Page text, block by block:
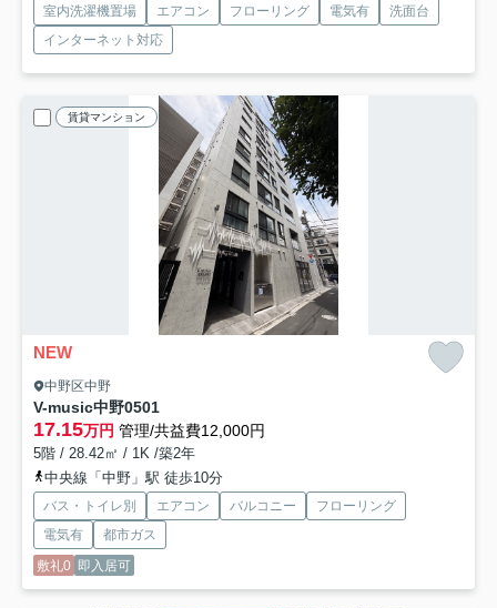
室内洗濯機置場 エアコン フローリング 電気有
洗面台
インターネット対応
賃貸マンション
NEW
中野区中野
V-music中野0501
17.15万円 管理/共益費12,000円
5階 / 28.42㎡ / 1K /築2年
中央線「中野」駅 徒歩10分
バス・トイレ別 エアコン バルコニー
フローリング
電気有
都市ガス
敷礼0 即入居可